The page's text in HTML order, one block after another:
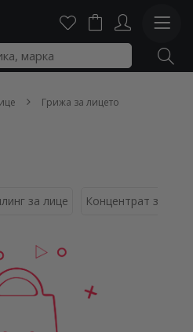
Грижа за лицето
за лице Концентрат за